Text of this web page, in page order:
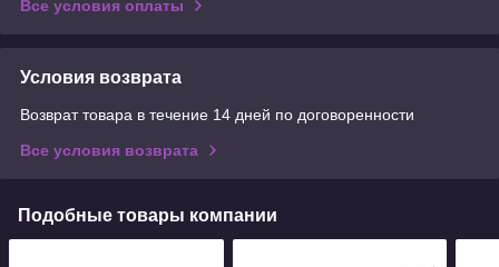
Все условия оплаты
Условия возврата
Возврат товара в течение 14 дней по договоренности
Все условия возврата
Подобные товары компании